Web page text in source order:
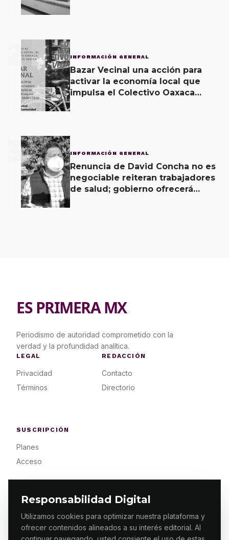
Responsabilidad Digital
Utilizamos cookies para optimizar nuestra plataforma y
ofrecer contenidos alineados a su interés editorial. Al
2 INFORMACIÓN GENERAL
Bazar Vecinal una acción para
activar la economía local que
impulsa el Colectivo Oaxaca
3 INFORMACIÓN GENERAL
Renuncia de David Concha no es
negociable reiteran trabajadores
de salud; gobierno ofrecerá
ES PRIMERA MX
Periodismo de autoridad comprometido con la
verdad y la profundidad analítica.
LEGAL
Privacidad
Términos
REDACCIÓN
Contacto
Directorio
SUSCRIPCIÓN
Planes
Acceso
© 2026 ES PRIMERA MX. ALGUNOS DERECHOS
RESERVADOS / DESIGNMAKING.MX